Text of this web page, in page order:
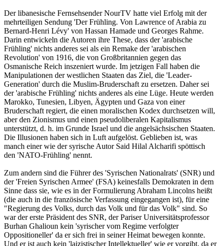
Der libanesische Fernsehsender NourTV hatte viel Erfolg mit der
mehrteiligen Sendung 'Der Frühling. Von Lawrence of Arabia zu
Bernard-Henri Lévy' von Hassan Hamade und Georges Rahme.
Darin entwickeln die Autoren ihre These, dass der 'arabische
Frühling' nichts anderes sei als ein Remake der 'arabischen
Revolution' von 1916, die von Großbritannien gegen das
Osmanische Reich inszeniert wurde. Im jetzigen Fall haben die
Manipulationen der westlichen Staaten das Ziel, die 'Leader-
Generation' durch die Muslim-Bruderschaft zu ersetzen. Daher sei
der 'arabische Frühling' nichts anderes als eine Lüge. Heute werden
Marokko, Tunesien, Libyen, Ägypten und Gaza von einer
Bruderschaft regiert, die einen moralischen Kodex durchsetzen will,
aber den Zionismus und einen pseudoliberalen Kapitalismus
unterstützt, d. h. im Grunde Israel und die angelsächsischen Staaten.
Die Illusionen haben sich in Luft aufgelöst. Geblieben ist, was
manch einer wie der syrische Autor Said Hilal Alcharifi spöttisch
den 'NATO-Frühling' nennt.
Zum andern sind die Führer des 'Syrischen Nationalrats' (SNR) und
der 'Freien Syrischen Armee' (FSA) keinesfalls Demokraten in dem
Sinne dass sie, wie es in der Formulierung Abraham Lincolns heißt
(die auch in die französische Verfassung eingegangen ist), für eine
"Regierung des Volks, durch das Volk und für das Volk" sind. So
war der erste Präsident des SNR, der Pariser Universitätsprofessor
Burhan Ghalioun kein 'syrischer vom Regime verfolgter
Oppositioneller' da er sich frei in seiner Heimat bewegen konnte.
Und er ist auch kein 'laizistischer Intellektueller' wie er vorgibt, da er